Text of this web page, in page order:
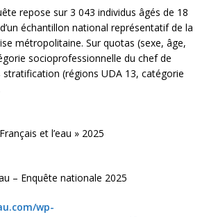
repose sur 3 043 individus âgés de 18
échantillon national représentatif de la
métropolitaine. Sur quotas (sexe, âge,
socioprofessionnelle du chef de
(régions UDA 13, catégorie
et l’eau » 2025
– Enquête nationale 2025
wp-